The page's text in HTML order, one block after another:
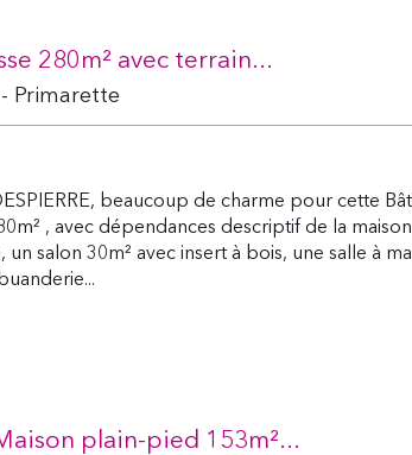
280m² avec terrain...
Primarette
beaucoup de charme pour cette
, avec dépendances descriptif de la
salon 30m² avec insert à bois, une salle à
plain-pied 153m²...